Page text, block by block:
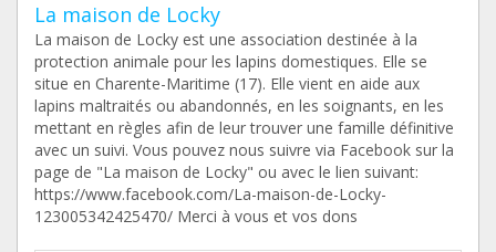
La maison de Locky
La maison de Locky est une association destinée à la
protection animale pour les lapins domestiques. Elle se
situe en Charente-Maritime (17). Elle vient en aide aux
lapins maltraités ou abandonnés, en les soignants, en les
mettant en règles afin de leur trouver une famille définitive
avec un suivi. Vous pouvez nous suivre via Facebook sur la
page de "La maison de Locky" ou avec le lien suivant:
https://www.facebook.com/La-maison-de-Locky-
123005342425470/ Merci à vous et vos dons